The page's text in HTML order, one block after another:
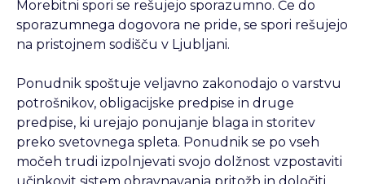
Morebitni spori se rešujejo sporazumno. Če do
sporazumnega dogovora ne pride, se spori rešujejo
na pristojnem sodišču v Ljubljani.
Ponudnik spoštuje veljavno zakonodajo o varstvu
potrošnikov, obligacijske predpise in druge
predpise, ki urejajo ponujanje blaga in storitev
preko svetovnega spleta. Ponudnik se po vseh
močeh trudi izpolnjevati svojo dolžnost vzpostaviti